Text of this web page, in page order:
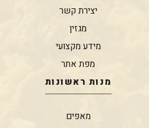
יצירת קשר
מגזין
מידע מקצועי
מפת אתר
מנות ראשונות
מאפים